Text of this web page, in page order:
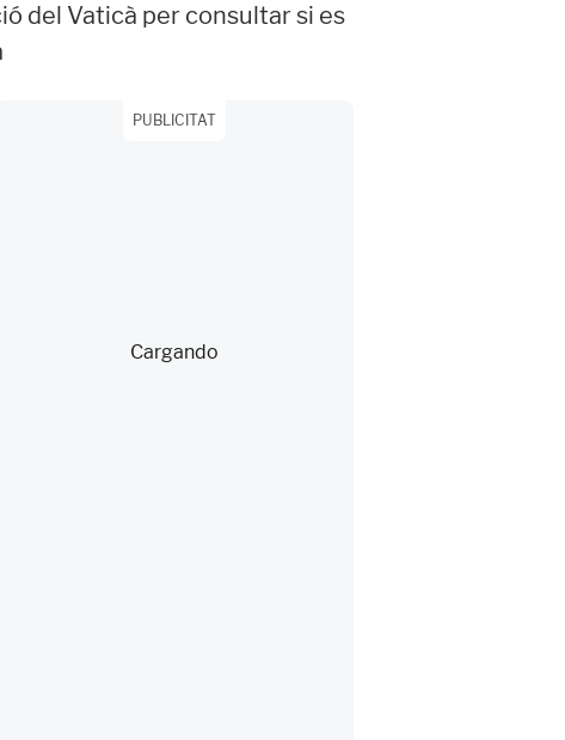
del Vaticà per consultar si es
PUBLICITAT